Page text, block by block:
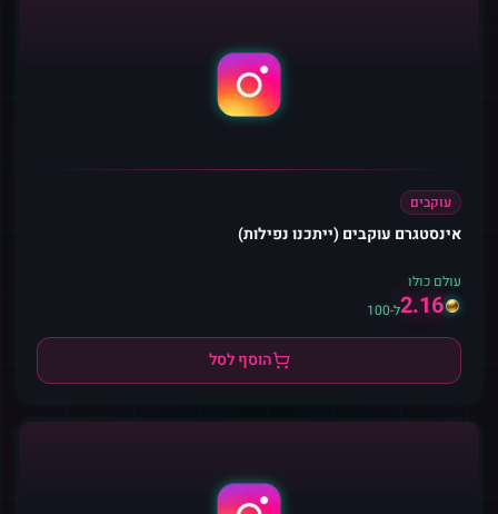
עוקבים
אינסטגרם עוקבים (ייתכנו נפילות)
עולם כולו
2.16ל-100
הוסף לסל